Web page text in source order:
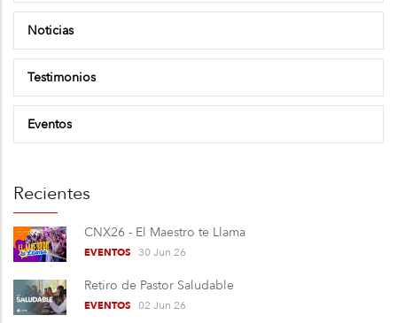
Noticias
Testimonios
Eventos
Recientes
CNX26 - El Maestro te Llama
EVENTOS 30 Jun 26
Retiro de Pastor Saludable
EVENTOS 02 Jun 26